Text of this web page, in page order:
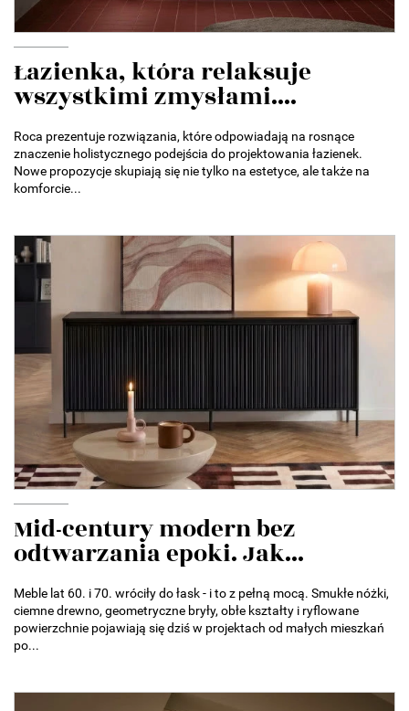
Łazienka, która relaksuje
wszystkimi zmysłami....
Roca prezentuje rozwiązania, które odpowiadają na rosnące
znaczenie holistycznego podejścia do projektowania łazienek.
Nowe propozycje skupiają się nie tylko na estetyce, ale także na
komforcie...
Mid-century modern bez
odtwarzania epoki. Jak...
Meble lat 60. i 70. wróciły do łask - i to z pełną mocą. Smukłe nóżki,
ciemne drewno, geometryczne bryły, obłe kształty i ryflowane
powierzchnie pojawiają się dziś w projektach od małych mieszkań
po...